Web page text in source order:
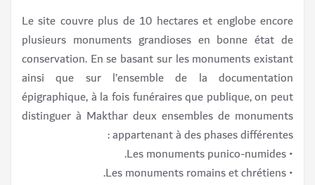
Le site couvre plus de 10 hectares et englobe encore
plusieurs monuments grandioses en bonne état de
conservation. En se basant sur les monuments existant
ainsi que sur l’ensemble de la documentation
épigraphique, à la fois funéraires que publique, on peut
distinguer à Makthar deux ensembles de monuments
appartenant à des phases différentes :
• Les monuments punico-numides.
• Les monuments romains et chrétiens.